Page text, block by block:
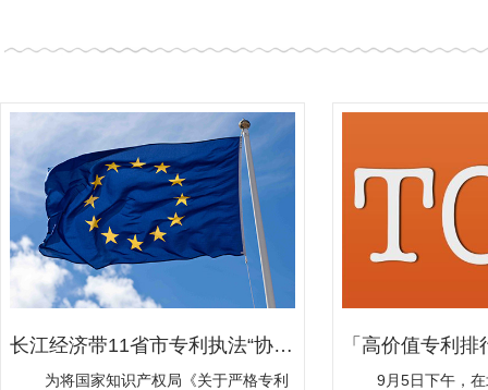
长江经济带11省市专利执法“协同
作战”...
为将国家知识产权局《关于严格专利
「高价值专利
9月5日下午，在